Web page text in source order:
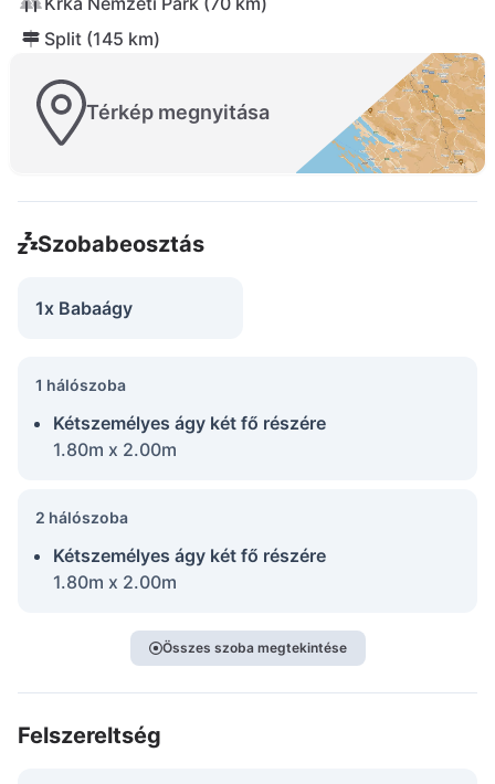
Split (145 km)
Térkép megnyitása
Szobabeosztás
1x Babaágy
1 hálószoba
Kétszemélyes ágy két fő részére
1.80m x 2.00m
2 hálószoba
Kétszemélyes ágy két fő részére
1.80m x 2.00m
Összes szoba megtekintése
Felszereltség